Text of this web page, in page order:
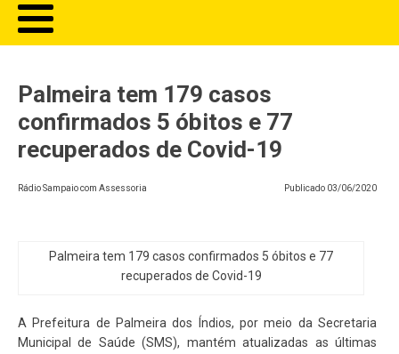
Palmeira tem 179 casos
confirmados 5 óbitos e 77
recuperados de Covid-19
Rádio Sampaio com Assessoria Publicado 03/06/2020
Palmeira tem 179 casos confirmados 5 óbitos e 77
recuperados de Covid-19
A Prefeitura de Palmeira dos Índios, por meio da Secretaria
Municipal de Saúde (SMS), mantém atualizadas as últimas